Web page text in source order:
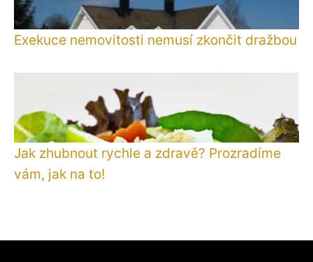
Exekuce nemovitosti nemusí zkončit dražbou
Jak zhubnout rychle a zdravě? Prozradíme
vám, jak na to!